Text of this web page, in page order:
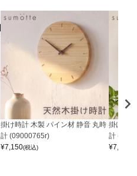
掛け時計 木製 パイン材 静音 丸時
計 (09000765r)
¥7,150(税込)
掛け時
計
¥7,150